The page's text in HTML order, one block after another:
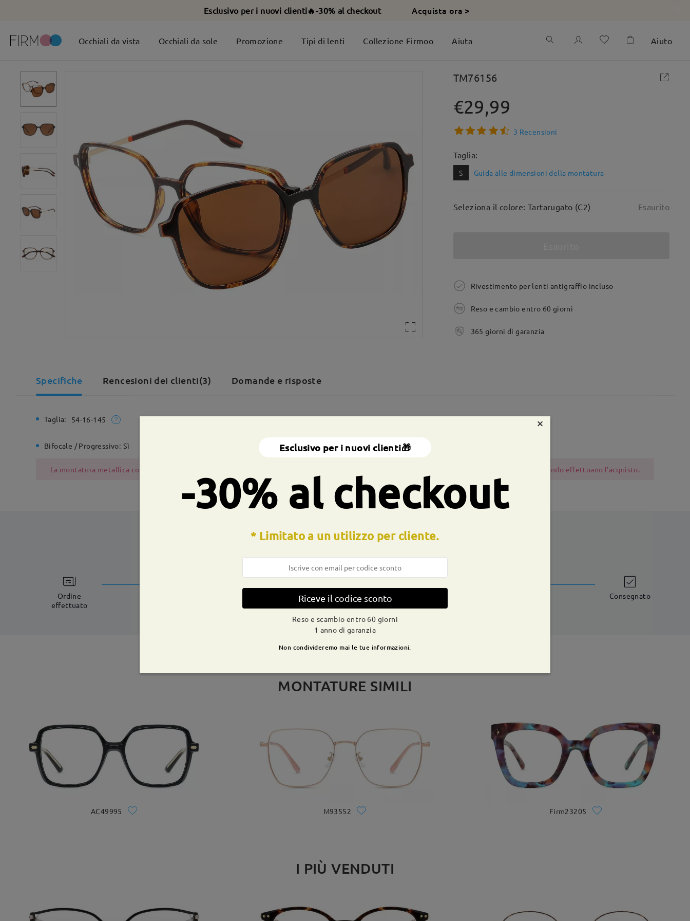
Esclusivo per i nuovi clienti🔥-30% al checkout Acquista ora >
Occhiali da vista Occhiali da sole Promozione Tipi di lenti Collezione Firmoo Aiuta Aiuto
TM76156
€29,99
3 Recensioni
Taglia:
S Guida alle dimensioni della montatura
Seleziona il colore: Tartarugato (C2) Esaurito
Rivestimento per lenti antigraffio incluso
Reso e cambio entro 60 giorni
365 giorni di garanzia
Specifiche Rencesioni dei clienti(3) Domande e risposte
Taglia: 54-16-145 Larghezza totale: 128 mm (Piccolo) Dimensione diagonale della lente: 55 mm Peso: 10g
Bifocale / Progressivo: Sì No Materiale: Tr ,Metallo
La montatura metallica contiene nichel a causa del processo di produzione. I clienti con la storia dell'allergia al nichel dovrebbero essere cauti quando effettuano l'acquisto.
CONSEGNA
Ordine
effettuato
tempi di spedizione
dettagli Spedito 9-21 giorni lavorativi Consegnato
MONTATURE SIMILI
AC49995 M93552 Firm23205
I PIÙ VENDUTI
×
Esclusivo per i nuovi clienti🎁
-30% al checkout
* Limitato a un utilizzo per cliente.
Riceve il codice sconto
Reso e scambio entro 60 giorni
1 anno di garanzia
Non condivideremo mai le tue informazioni.